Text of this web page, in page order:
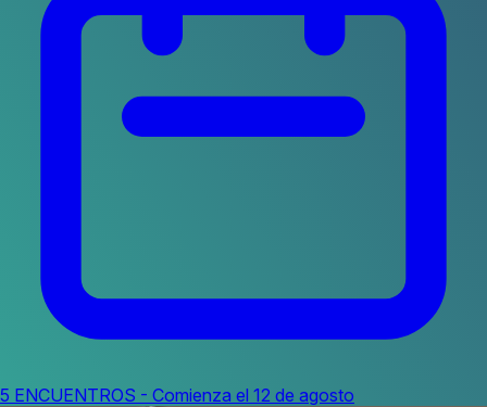
5 ENCUENTROS - Comienza el 12 de agosto